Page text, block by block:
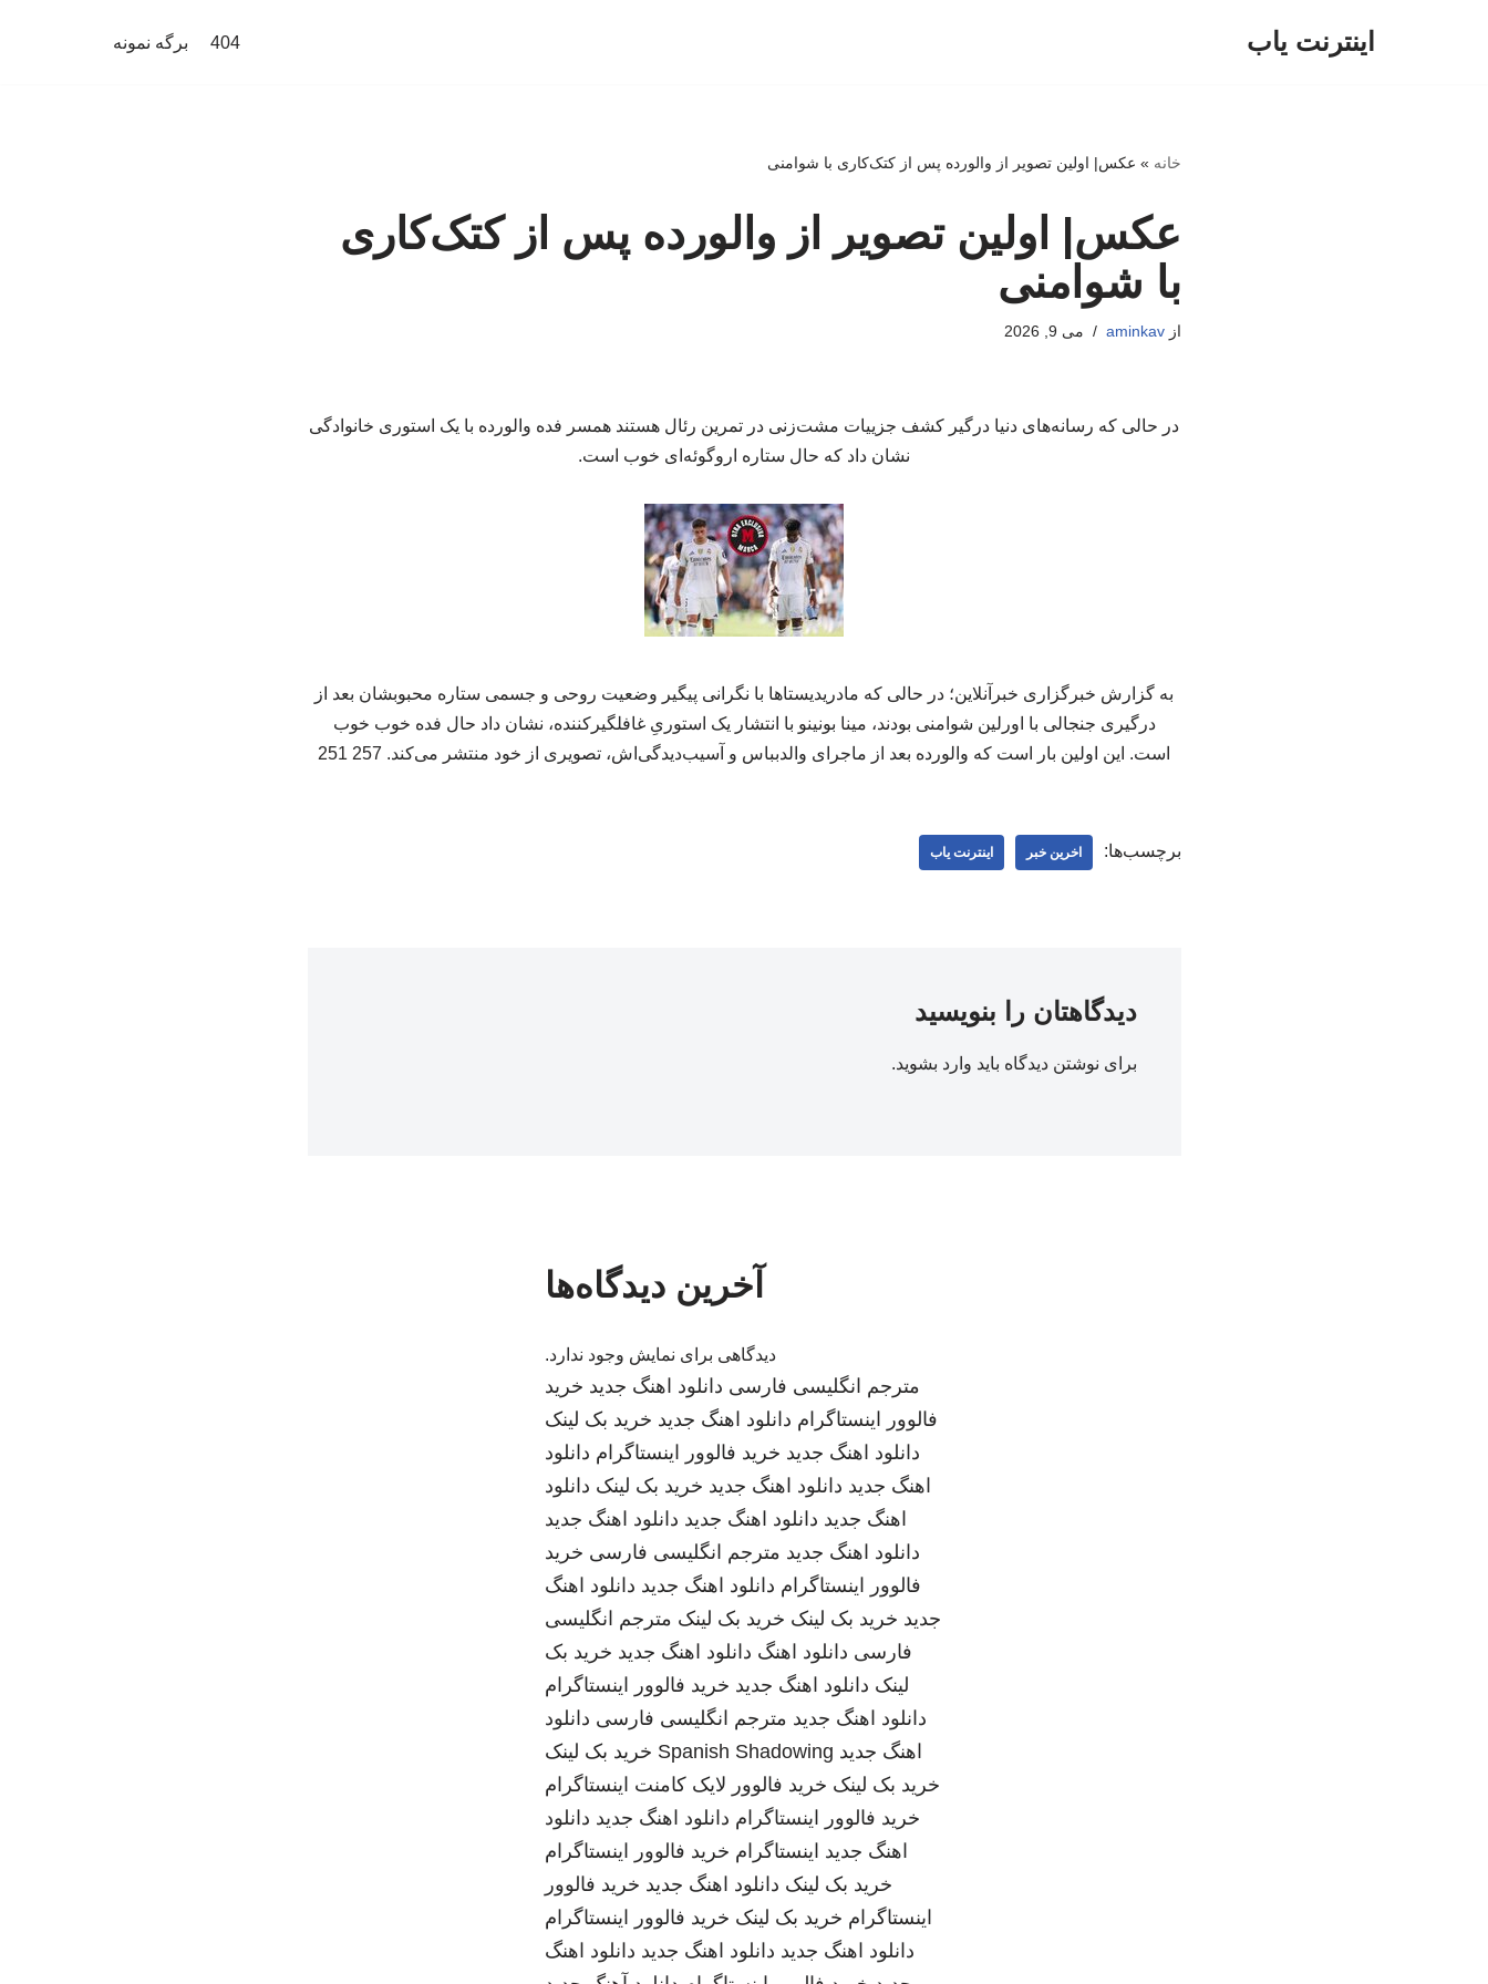
اینترنت یاب 404 برگه نمونه
خانه » عکس| اولین تصویر از والورده پس از کتک‌کاری با شوامنی
عکس| اولین تصویر از والورده پس از کتک‌کاری
با شوامنی
ازaminkav می 9, 2026
در حالی که رسانه‌های دنیا درگیر کشف جزییات مشت‌زنی در تمرین رئال هستند همسر فده والورده با یک استوری خانوادگی
نشان داد که حال ستاره اروگوئه‌ای خوب است.
به گزارش خبرگزاری خبرآنلاین؛ در حالی که مادریدیستاها با نگرانی پیگیر وضعیت روحی و جسمی ستاره محبوبشان بعد از
درگیری جنجالی با اورلین شوامنی بودند، مینا بونینو با انتشار یک استوریِ غافلگیرکننده، نشان داد حال فده خوب خوب
است. این اولین بار است که والورده بعد از ماجرای والدبباس و آسیب‌دیدگی‌اش، تصویری از خود منتشر می‌کند. 257 251
برچسب‌ها: اخرین خبر اینترنت یاب
دیدگاهتان را بنویسید
برای نوشتن دیدگاه باید وارد بشوید.
آخرین دیدگاه‌ها
دیدگاهی برای نمایش وجود ندارد.
مترجم انگلیسی فارسی دانلود اهنگ جدید خرید
فالوور اینستاگرام دانلود اهنگ جدید خرید بک لینک
دانلود اهنگ جدید خرید فالوور اینستاگرام دانلود
اهنگ جدید دانلود اهنگ جدید خرید بک لینک دانلود
اهنگ جدید دانلود اهنگ جدید دانلود اهنگ جدید
دانلود اهنگ جدید مترجم انگلیسی فارسی خرید
فالوور اینستاگرام دانلود اهنگ جدید دانلود اهنگ
جدید خرید بک لینک خرید بک لینک مترجم انگلیسی
فارسی دانلود اهنگ دانلود اهنگ جدید خرید بک
لینک دانلود اهنگ جدید خرید فالوور اینستاگرام
دانلود اهنگ جدید مترجم انگلیسی فارسی دانلود
اهنگ جدید Spanish Shadowing خرید بک لینک
خرید بک لینک خرید فالوور لایک کامنت اینستاگرام
خرید فالوور اینستاگرام دانلود اهنگ جدید دانلود
اهنگ جدید اینستاگرام خرید فالوور اینستاگرام
خرید بک لینک دانلود اهنگ جدید خرید فالوور
اینستاگرام خرید بک لینک خرید فالوور اینستاگرام
دانلود اهنگ جدید دانلود اهنگ جدید دانلود اهنگ